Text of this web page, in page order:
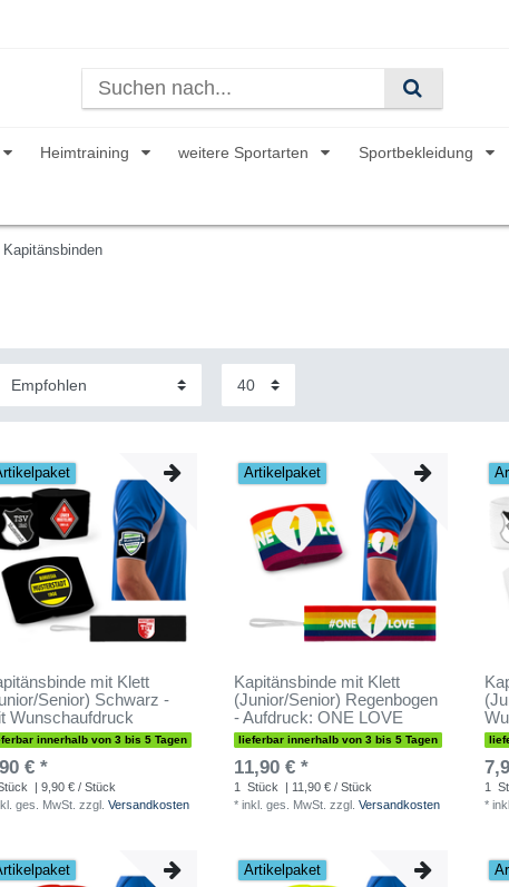
Heimtraining weitere Sportarten Sportbekleidung
Kapitänsbinden
mit Klett
Senior) Schwarz -
Wunschaufdruck
innerhalb von 3 bis 5 Tagen
€ *
| 9,90 € / Stück
ges. MwSt. zzgl. Versandkosten
Artikelpaket
Kapitänsbinde mit Klett
(Junior/Senior) Regenbogen
- Aufdruck: ONE LOVE
lieferbar innerhalb von 3 bis 5 Tagen
11,90 € *
1 Stück
| 11,90 € / Stück
* inkl. ges. MwSt. zzgl. Versandkosten
1
*
Artikelpaket